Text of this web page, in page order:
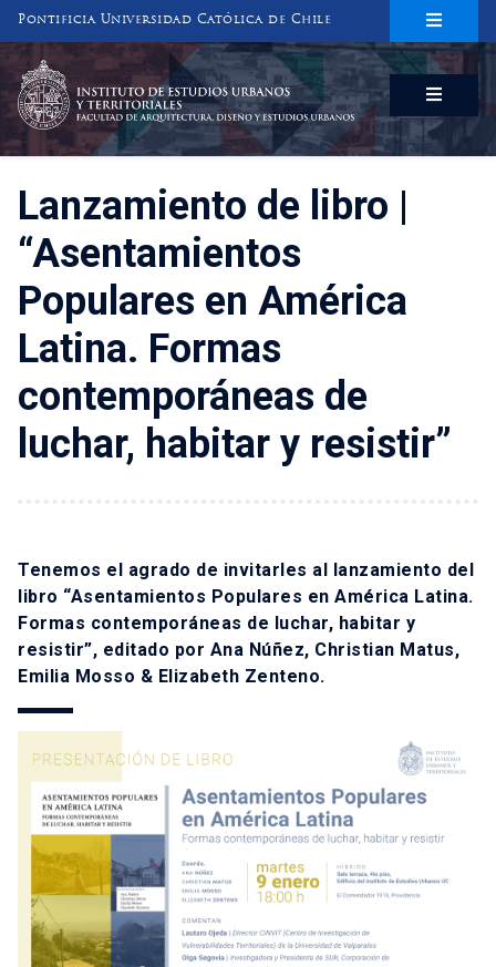
Pontificia Universidad Católica de Chile
INSTITUTO DE ESTUDIOS URBANOS
Y TERRITORIALES
FACULTAD DE ARQUITECTURA, DISEÑO Y ESTUDIOS URBANOS
Lanzamiento de libro |
“Asentamientos
Populares en América
Latina. Formas
contemporáneas de
luchar, habitar y resistir”
Tenemos el agrado de invitarles al lanzamiento del
libro “Asentamientos Populares en América Latina.
Formas contemporáneas de luchar, habitar y
resistir”, editado por Ana Núñez, Christian Matus,
Emilia Mosso & Elizabeth Zenteno.